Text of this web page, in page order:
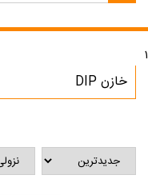
1
خازن DIP